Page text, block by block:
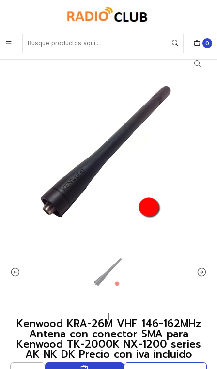
0
Kenwood KRA-26M VHF 146-162MHz Antena con conector SMA
para Kenwood TK-2000K NX-1200 series AK NK DK Precio con iva
Kenwood KRA-26M VHF 146-162MHz
Antena con conector SMA para
Kenwood TK-2000K NX-1200 series
AK NK DK Precio con iva incluido